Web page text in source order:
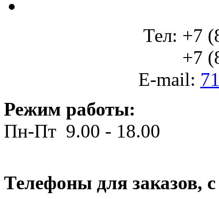
Тел: +7
+7
E-mail:
Режим работы:
Пн-Пт 9.00 - 18.00
Телефоны для заказов,